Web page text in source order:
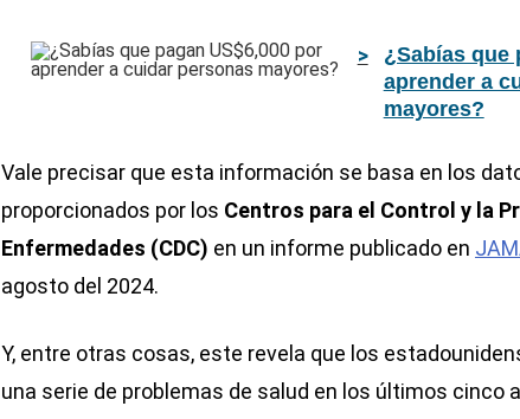
¿Sabías que
aprender a
mayores?
Vale precisar que esta información se basa en los
proporcionados por los Centros para el Control y la
Enfermedades (CDC) en un informe publicado en
agosto del 2024.
Y, entre otras cosas, este revela que los
una serie de problemas de salud en los últimos cinco